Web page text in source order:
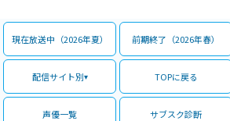
現在放送中（2026年夏） 前期終了（2026年春）
配信サイト別 TOPに戻る
声優一覧 サブスク診断